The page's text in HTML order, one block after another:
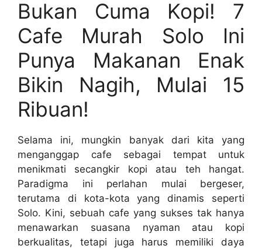
Bukan Cuma Kopi! 7
Cafe Murah Solo Ini
Punya Makanan Enak
Bikin Nagih, Mulai 15
Ribuan!
Selama ini, mungkin banyak dari kita yang
menganggap cafe sebagai tempat untuk
menikmati secangkir kopi atau teh hangat.
Paradigma ini perlahan mulai bergeser,
terutama di kota-kota yang dinamis seperti
Solo. Kini, sebuah cafe yang sukses tak hanya
menawarkan suasana nyaman atau kopi
berkualitas, tetapi juga harus memiliki daya